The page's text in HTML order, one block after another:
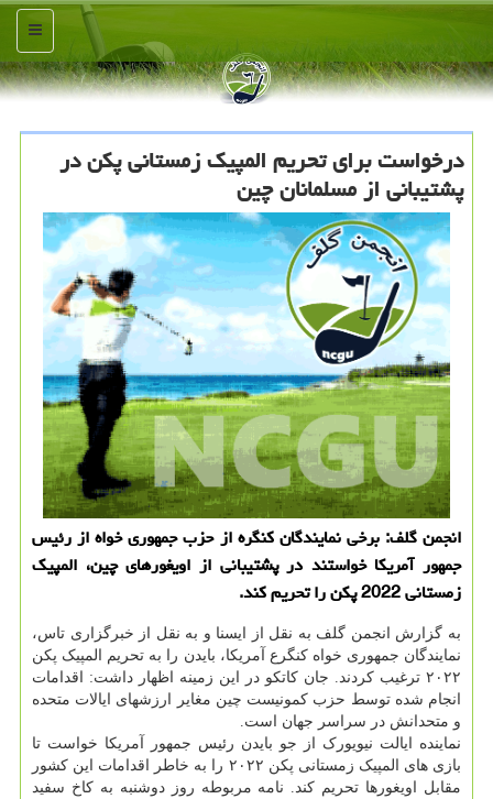
منو
درخواست برای تحریم المپیك زمستانی پكن در
پشتیبانی از مسلمانان چین
انجمن گلف: برخی نمایندگان کنگره از حزب جمهوری خواه از رئیس
جمهور آمریکا خواستند در پشتیبانی از اویغورهای چین، المپیک
زمستانی 2022 پکن را تحریم کند.
به گزارش انجمن گلف به نقل از ایسنا و به نقل از خبرگزاری تاس،
نمایندگان جمهوری خواه کنگرع آمریکا، بایدن را به تحریم المپیک پکن
۲۰۲۲ ترغیب کردند. جان کاتکو در این زمینه اظهار داشت: اقدامات
انجام شده توسط حزب کمونیست چین مغایر ارزشهای ایالات متحده
و متحدانش در سراسر جهان است.
نماینده ایالت نیویورک از جو بایدن رئیس جمهور آمریکا خواست تا
بازی های المپیک زمستانی پکن ۲۰۲۲ را به خاطر اقدامات این کشور
مقابل اویغورها تحریم کند. نامه مربوطه روز دوشنبه به کاخ سفید